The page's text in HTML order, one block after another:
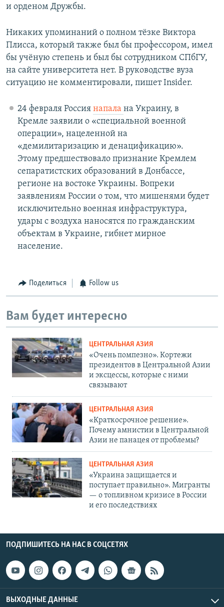
и орденом Дружбы.
Никаких упоминаний о полном тёзке Виктора
Плисса, который также был бы профессором, имел
бы учёную степень и был бы сотрудником СПбГУ,
на сайте университета нет. В руководстве вуза
ситуацию не комментировали, пишет Insider.
24 февраля Россия напала на Украину, в
Кремле заявили о «специальной военной
операции», нацеленной на
«демилитаризацию и денацификацию».
Этому предшествовало признание Кремлем
сепаратистских образований в Донбассе,
регионе на востоке Украины. Вопреки
заявлениям России о том, что мишенями будет
исключительно военная инфраструктура,
удары с воздуха наносятся по гражданским
объектам в Украине, гибнет мирное
население.
Поделиться Follow us
Вам будет интересно
ЦЕНТРАЛЬНАЯ АЗИЯ
«Очень помпезно». Кортежи
президентов в Центральной Азии
и эксцессы, которые с ними
связывают
ЦЕНТРАЛЬНАЯ АЗИЯ
«Краткосрочное решение».
Почему амнистии в Центральной
Азии не панацея от проблемы?
ЦЕНТРАЛЬНАЯ АЗИЯ
«Украина защищается и
поступает правильно». Мигранты
— о топливном кризисе в России
и его последствиях
ПОДПИШИТЕСЬ НА НАС В СОЦСЕТЯХ
ВЫХОДНЫЕ ДАННЫЕ